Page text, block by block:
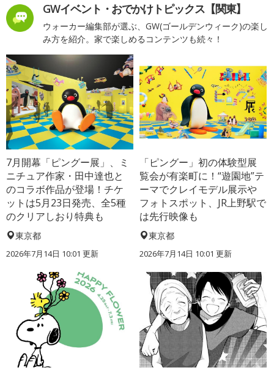
GWイベント・おでかけトピックス【関東】
ウォーカー編集部が選ぶ、GW(ゴールデンウィーク)の楽し
み方を紹介。家で楽しめるコンテンツも続々！
7月開幕「ピングー展」、ミ
ニチュア作家・田中達也と
のコラボ作品が登場！チケ
ットは5月23日発売、全5種
のクリアしおり特典も
東京都
2026年7月14日 10:01 更新
「ピングー」初の体験型展
覧会が有楽町に！“遊園地”テ
ーマでクレイモデル展示や
フォトスポット、JR上野駅で
は先行映像も
東京都
2026年7月14日 10:01 更新